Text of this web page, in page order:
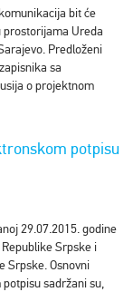
bit će
prostorijama Ureda
Predloženi
sa
o projektnom
potpisu
29.07.2015. godine
Srpske i
Srpske. Osnovni
sadržani su,